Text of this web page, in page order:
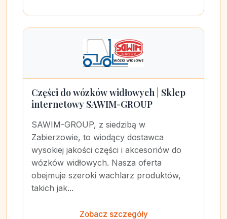
Części do wózków widłowych | Sklep
internetowy SAWIM-GROUP
SAWIM-GROUP, z siedzibą w
Zabierzowie, to wiodący dostawca
wysokiej jakości części i akcesoriów do
wózków widłowych. Nasza oferta
obejmuje szeroki wachlarz produktów,
takich jak...
Zobacz szczegóły